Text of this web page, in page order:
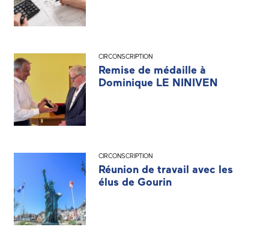
CIRCONSCRIPTION
Remise de médaille à
Dominique LE NINIVEN
CIRCONSCRIPTION
Réunion de travail avec les
élus de Gourin